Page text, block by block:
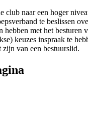
club naar een hoger
te beslissen
hebben met het besturen
keuzes inspraak te
zijn van een bestuurslid.